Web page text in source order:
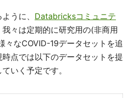
うに、 Databricksコミュニテ
我々は定期的に研究用の(非商用
々なCOVID-19データセットを追
点では以下のデータセットを提
いく予定です。